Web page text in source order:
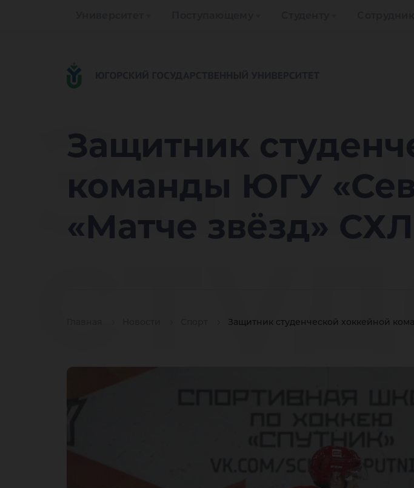
Защитник
команды ЮГУ
«Матче звёзд» СХЛ
Защитник студенческой хоккейной